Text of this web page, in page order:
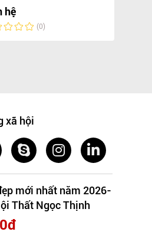
hệ
(0)
xã hội
mới nhất năm 2026-
Thất Ngọc Thịnh